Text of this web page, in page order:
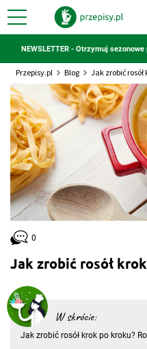
NEWSLETTER - Otrzymuj
Przepisy.pl Blog Jak zrobić rosół
Jak zrobić rosół
W skrócie:
Jak zrobić rosół krok po kroku?
0